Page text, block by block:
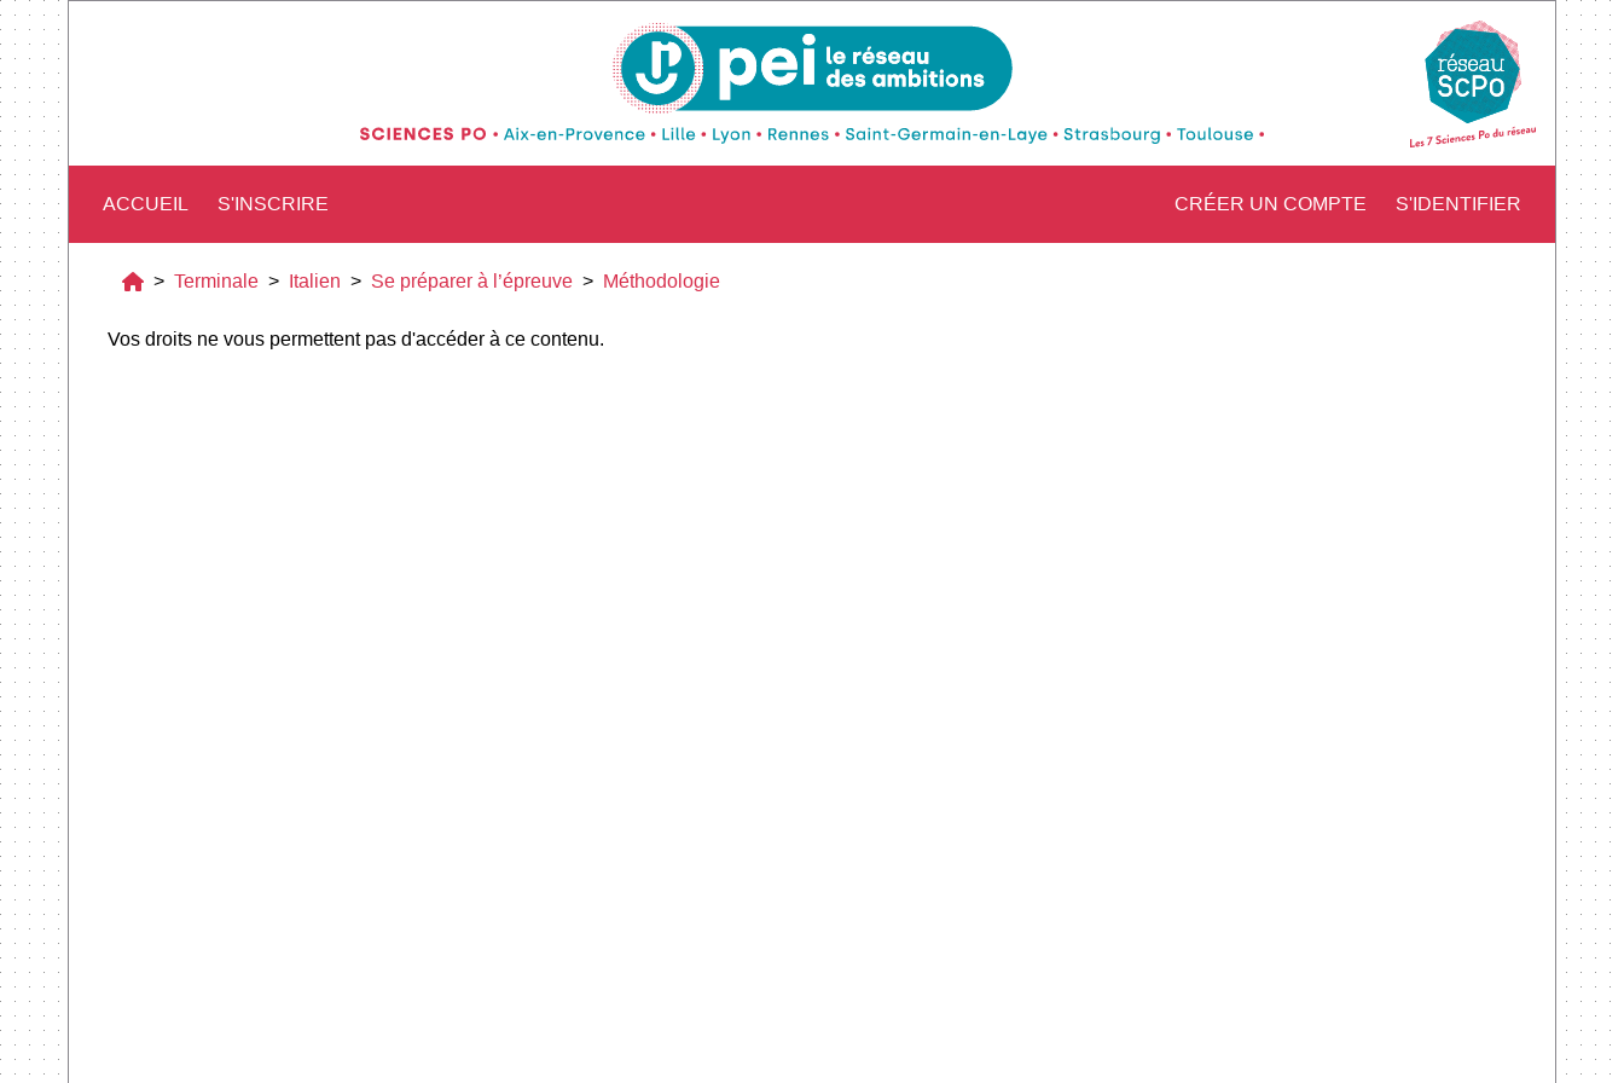
ACCUEIL S'INSCRIRE CRÉER UN COMPTE S'IDENTIFIER
> Terminale > Italien > Se préparer à l’épreuve > Méthodologie
Vos droits ne vous permettent pas d'accéder à ce contenu.